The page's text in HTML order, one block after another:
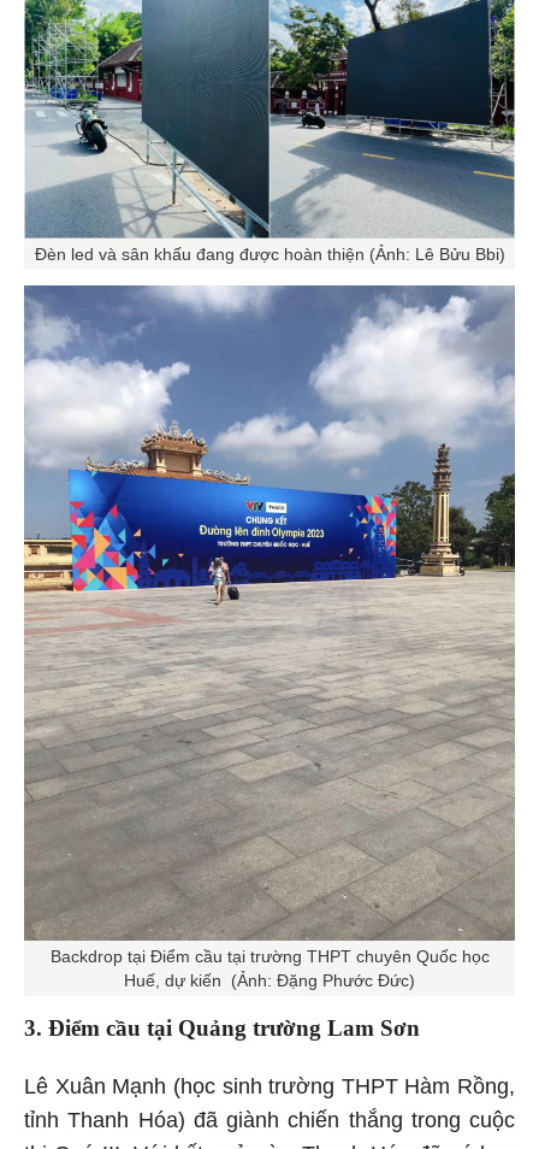
Đèn led và sân khấu đang được hoàn thiện (Ảnh: Lê Bửu Bbi)
Backdrop tại Điểm cầu tại trường THPT chuyên Quốc học
Huế, dự kiến (Ảnh: Đặng Phước Đức)
3. Điểm cầu tại Quảng trường Lam Sơn
Lê Xuân Mạnh (học sinh trường THPT Hàm Rồng,
tỉnh Thanh Hóa) đã giành chiến thắng trong cuộc